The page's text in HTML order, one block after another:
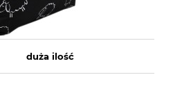
duża ilość